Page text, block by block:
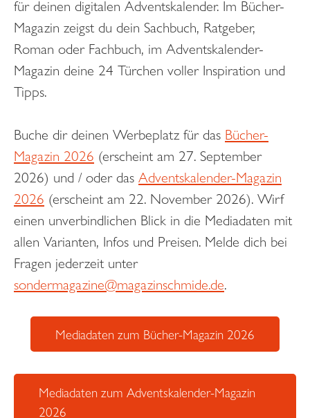
für deinen digitalen Adventskalender. Im Bücher-
Magazin zeigst du dein Sachbuch, Ratgeber,
Roman oder Fachbuch, im Adventskalender-
Magazin deine 24 Türchen voller Inspiration und
Tipps.
Buche dir deinen Werbeplatz für das Bücher-
Magazin 2026 (erscheint am 27. September
2026) und / oder das Adventskalender-Magazin
2026 (erscheint am 22. November 2026). Wirf
einen unverbindlichen Blick in die Mediadaten mit
allen Varianten, Infos und Preisen. Melde dich bei
Fragen jederzeit unter
sondermagazine@magazinschmide.de.
Mediadaten zum Bücher-Magazin 2026
Mediadaten zum Adventskalender-Magazin
2026